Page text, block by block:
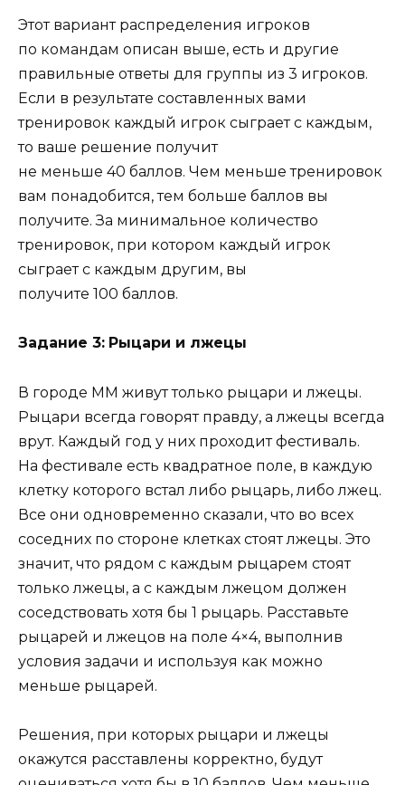
Этот вариант распределения игроков
по командам описан выше, есть и другие
правильные ответы для группы из 3 игроков.
Если в результате составленных вами
тренировок каждый игрок сыграет с каждым,
то ваше решение получит
не меньше 40 баллов. Чем меньше тренировок
вам понадобится, тем больше баллов вы
получите. За минимальное количество
тренировок, при котором каждый игрок
сыграет с каждым другим, вы
получите 100 баллов.
Задание 3: Рыцари и лжецы
В городе MM живут только рыцари и лжецы.
Рыцари всегда говорят правду, а лжецы всегда
врут. Каждый год у них проходит фестиваль.
На фестивале есть квадратное поле, в каждую
клетку которого встал либо рыцарь, либо лжец.
Все они одновременно сказали, что во всех
соседних по стороне клетках стоят лжецы. Это
значит, что рядом с каждым рыцарем стоят
только лжецы, а с каждым лжецом должен
соседствовать хотя бы 1 рыцарь. Расставьте
рыцарей и лжецов на поле 4×4, выполнив
условия задачи и используя как можно
меньше рыцарей.
Решения, при которых рыцари и лжецы
окажутся расставлены корректно, будут